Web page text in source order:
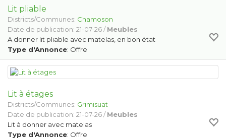
Lit pliable
Districts/Communes: Chamoson
Date de publication: 21-07-26 /Meubles
A donner lit pliable avec matelas, en bon état
Type d'Annonce: Offre
Lit à étages
Districts/Communes: Grimisuat
Date de publication: 21-07-26 /Meubles
Lit à donner avec matelas
Type d'Annonce: Offre